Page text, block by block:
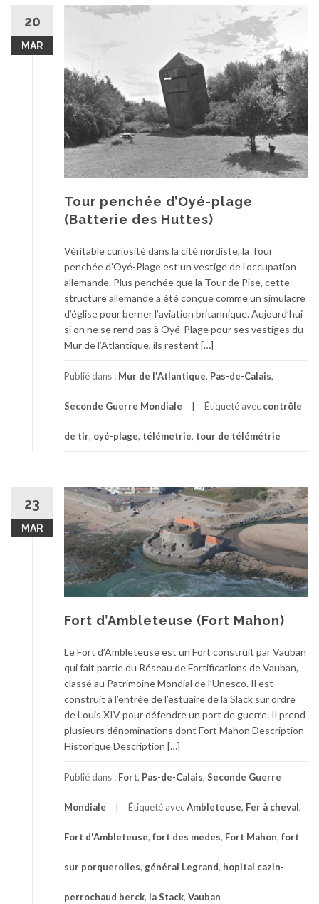
20
MAR
Tour penchée d’Oyé-plage
(Batterie des Huttes)
Véritable curiosité dans la cité nordiste, la Tour
penchée d’Oyé-Plage est un vestige de l’occupation
allemande. Plus penchée que la Tour de Pise, cette
structure allemande a été conçue comme un simulacre
d’église pour berner l’aviation britannique. Aujourd’hui
si on ne se rend pas à Oyé-Plage pour ses vestiges du
Mur de l’Atlantique, ils restent […]
Publié dans : Mur de l'Atlantique, Pas-de-Calais,
Seconde Guerre Mondiale Étiqueté avec contrôle
de tir, oyé-plage, télémetrie, tour de télémétrie
23
MAR
Fort d’Ambleteuse (Fort Mahon)
Le Fort d’Ambleteuse est un Fort construit par Vauban
qui fait partie du Réseau de Fortifications de Vauban,
classé au Patrimoine Mondial de l’Unesco. Il est
construit à l’entrée de l’estuaire de la Slack sur ordre
de Louis XIV pour défendre un port de guerre. Il prend
plusieurs dénominations dont Fort Mahon Description
Historique Description […]
Publié dans : Fort, Pas-de-Calais, Seconde Guerre
Mondiale Étiqueté avecAmbleteuse, Fer à cheval,
Fort d'Ambleteuse, fort des medes, Fort Mahon, fort
sur porquerolles, général Legrand, hopital cazin-
perrochaud berck, la Stack, Vauban